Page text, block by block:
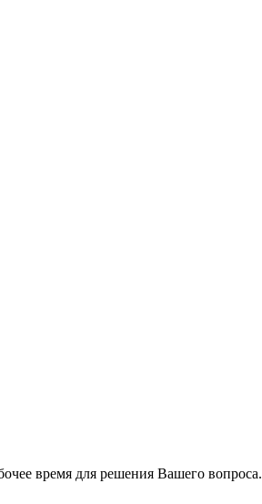
время для решения Вашего вопроса.